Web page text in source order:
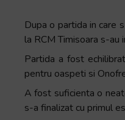
Dupa o partida in care
la RCM Timisoara s-
Partida a fost
pentru oaspeti si
A fost suficienta o
s-a finalizat cu primul